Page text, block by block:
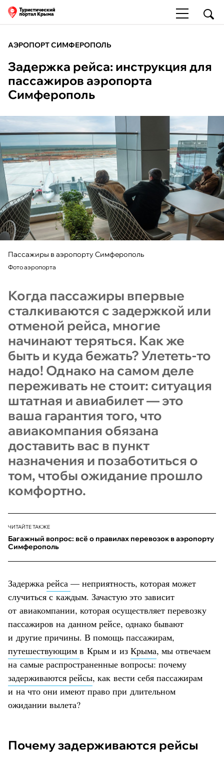
АЭРОПОРТ СИМФЕРОПОЛЬ
Задержка рейса: инструкция для
пассажиров аэропорта
Симферополь
Пассажиры в аэропорту Симферополь
Фото аэропорта
Когда пассажиры впервые
сталкиваются с задержкой или
отменой рейса, многие
начинают теряться. Как же
быть и куда бежать? Улететь-то
надо! Однако на самом деле
переживать не стоит: ситуация
штатная и авиабилет — это
ваша гарантия того, что
авиакомпания обязана
доставить вас в пункт
назначения и позаботиться о
том, чтобы ожидание прошло
комфортно.
ЧИТАЙТЕ ТАКЖЕ
Багажный вопрос: всё о правилах перевозок в аэропорту
Симферополь
Задержка рейса — неприятность, которая может
случиться с каждым. Зачастую это зависит
от авиакомпании, которая осуществляет перевозку
пассажиров на данном рейсе, однако бывают
и другие причины. В помощь пассажирам,
путешествующим в Крым и из Крыма, мы отвечаем
на самые распространенные вопросы: почему
задерживаются рейсы, как вести себя пассажирам
и на что они имеют право при длительном
ожидании вылета?
Почему задерживаются рейсы